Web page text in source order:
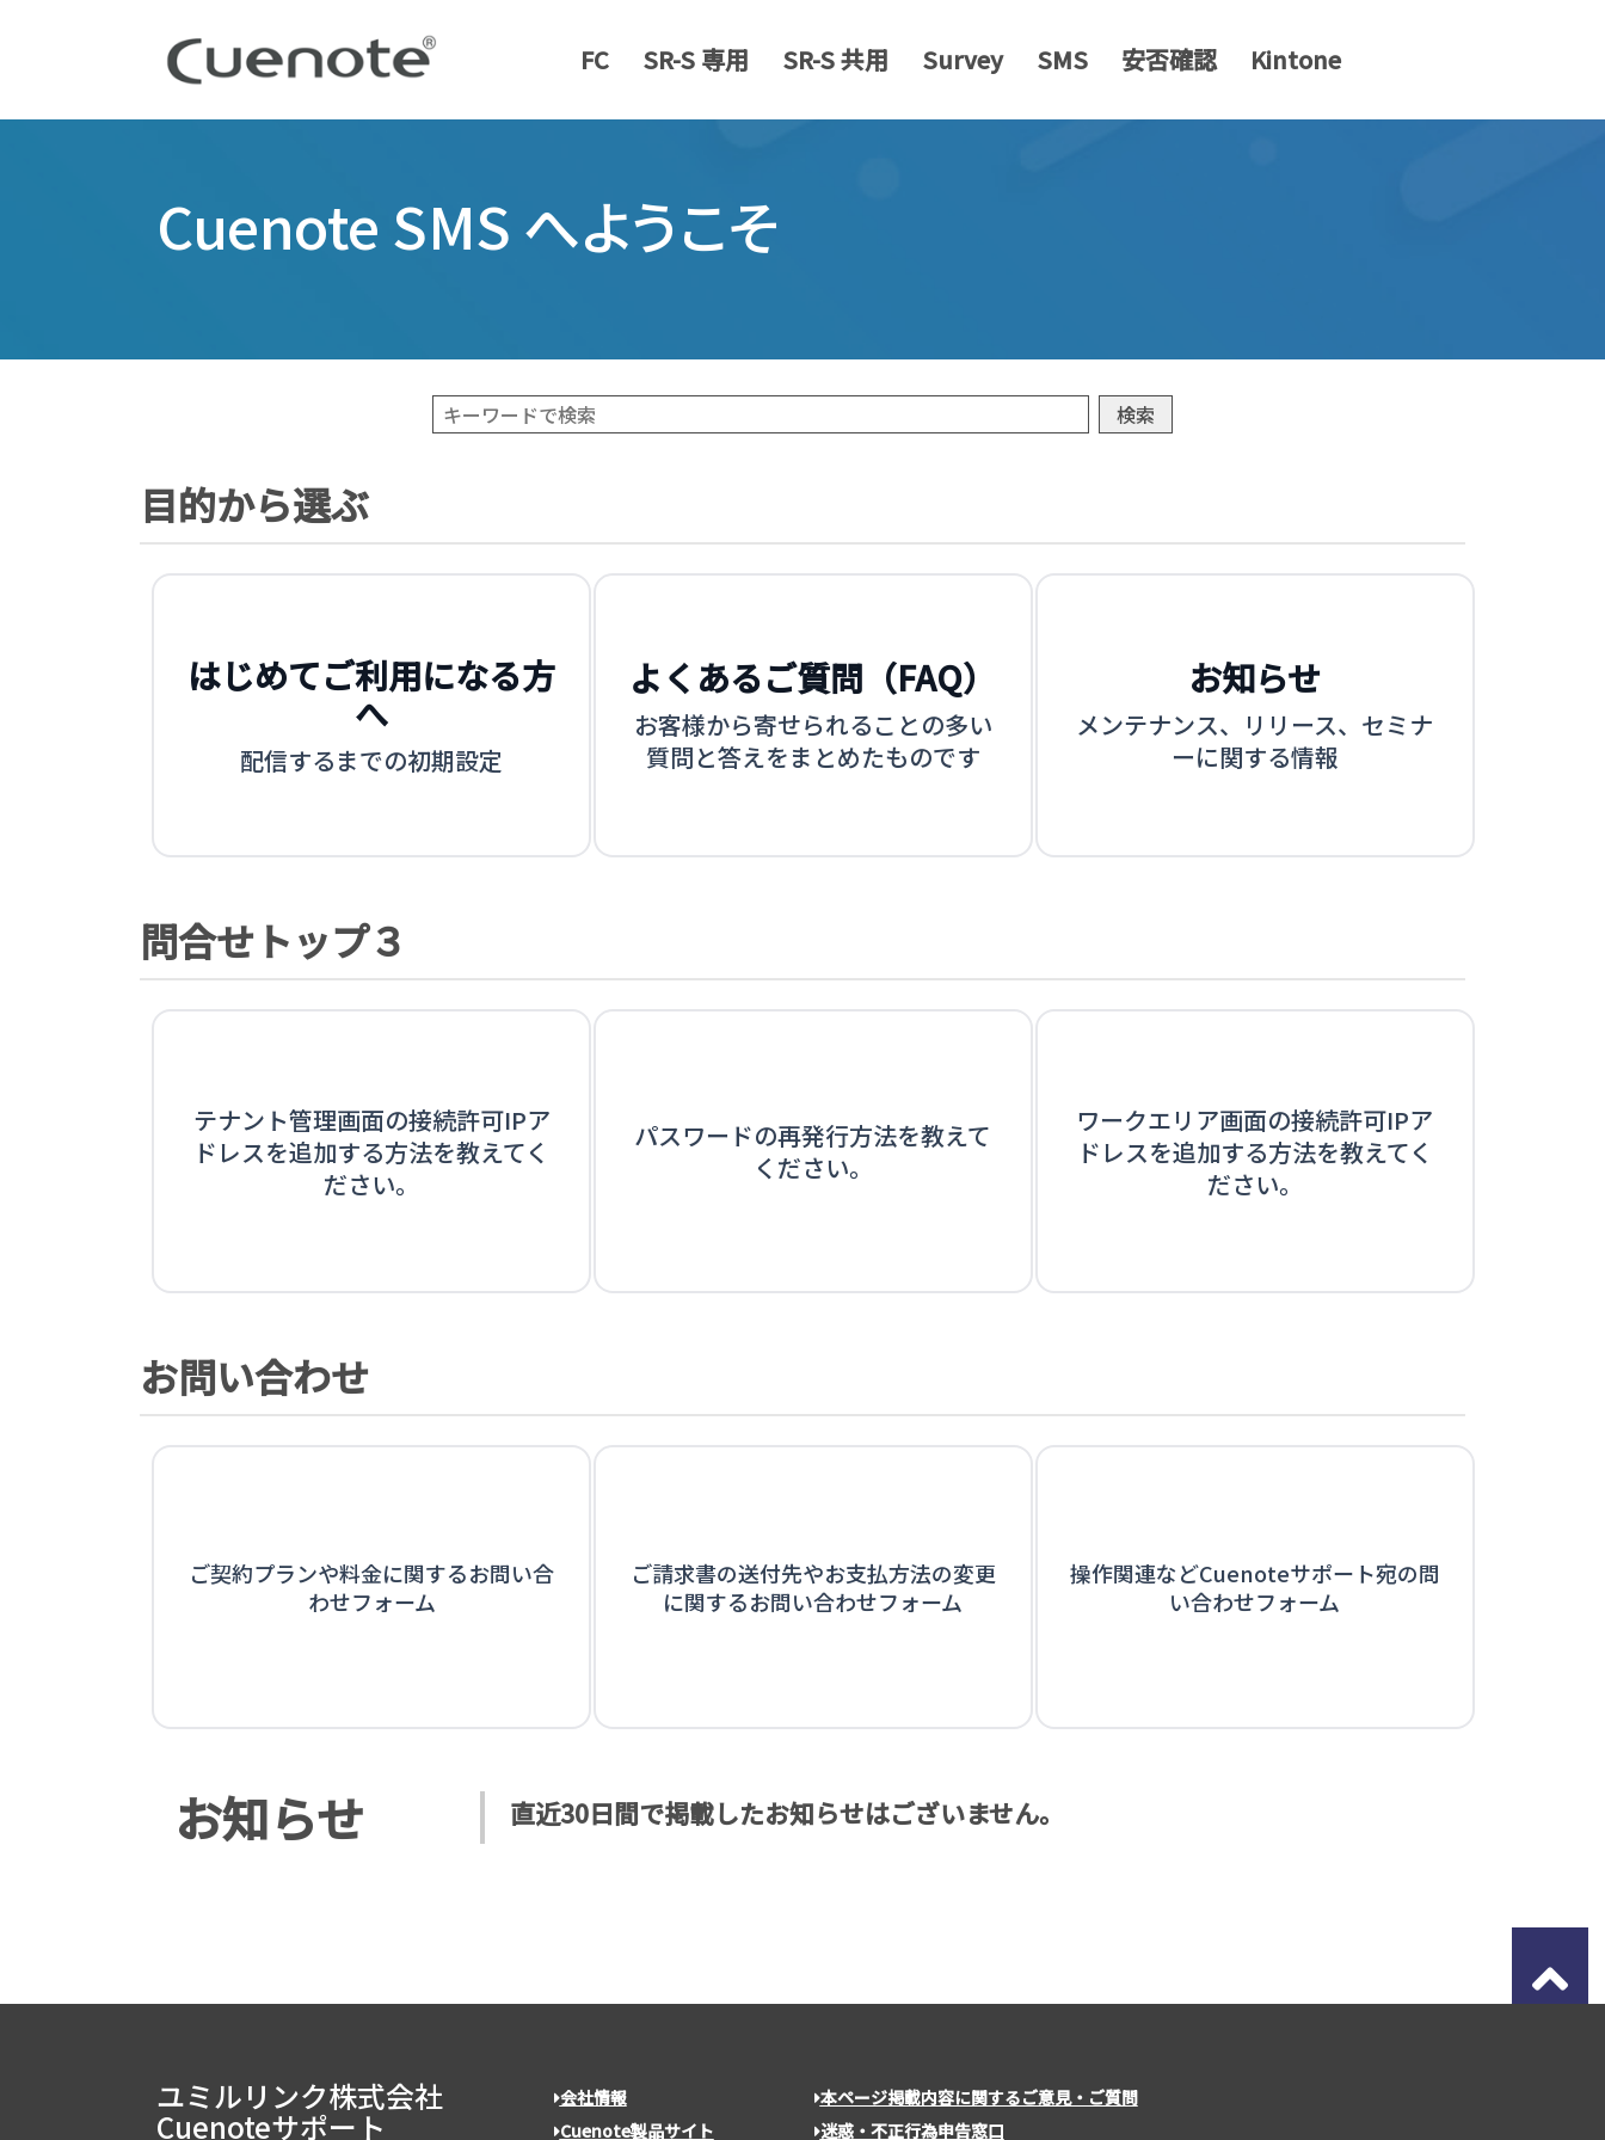
FC SR-S 専用 SR-S 共用 Survey SMS 安否確認 Kintone
Cuenote SMS へようこそ
検索
目的から選ぶ
はじめてご利用になる方
へ
配信するまでの初期設定
よくあるご質問（FAQ）
お客様から寄せられることの多い
質問と答えをまとめたものです
お知らせ
メンテナンス、リリース、セミナ
ーに関する情報
問合せトップ３
テナント管理画面の接続許可IPア
ドレスを追加する方法を教えてく
ださい。
パスワードの再発行方法を教えて
ください。
ワークエリア画面の接続許可IPア
ドレスを追加する方法を教えてく
ださい。
お問い合わせ
ご契約プランや料金に関するお問い合
わせフォーム
ご請求書の送付先やお支払方法の変更
に関するお問い合わせフォーム
操作関連などCuenoteサポート宛の問
い合わせフォーム
お知らせ 直近30日間で掲載したお知らせはございません。
ユミルリンク株式会社
Cuenoteサポート
会社情報
Cuenote製品サイト
本ページ掲載内容に関するご意見・ご質問
迷惑・不正行為申告窓口